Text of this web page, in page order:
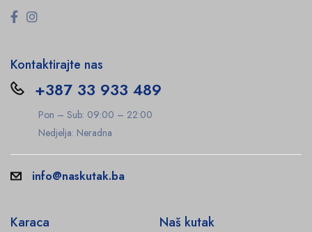
Kontaktirajte nas
+387 33 933 489
Pon – Sub: 09:00 – 22:00
Nedjelja: Neradna
info@naskutak.ba
Karaca Naš kutak